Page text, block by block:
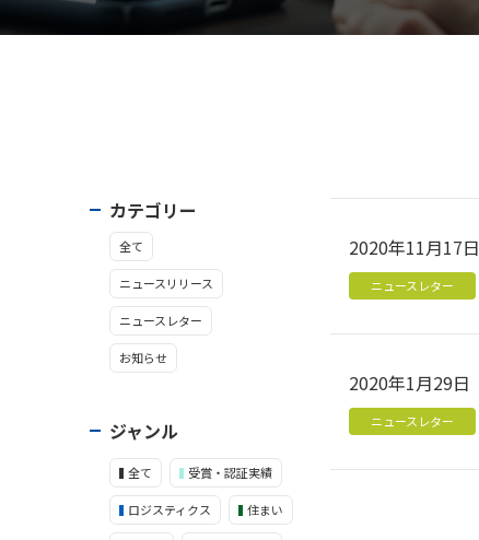
カテゴリー
全て
ニュースリリース
ニュースレター
お知らせ
ジャンル
全て 受賞・認証実績
ロジスティクス 住まい
2020年11月17日
ニュースレター
2020年1月29日
ニュースレター